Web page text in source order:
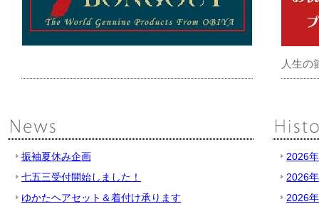
人生の
振袖夏休み企画
七五三受付開始しました！
ゆかたヘアセット＆着付け承ります
2026
2026
2026